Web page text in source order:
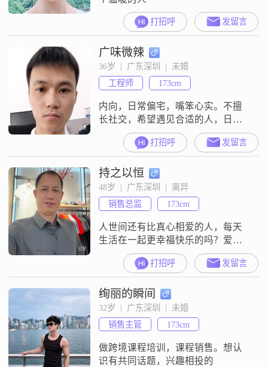
打招呼 发留言
广味微辣
36岁  |  广东深圳  |  未婚
工程师
173cm
内向，日常偏宅，嘴笨心实。不擅
长社交，希望遇见合适的人，日常
互相陪伴，各自保有空间，闲暇相
伴出游，彼此依靠。
打招呼 发留言
持之以恒
48岁  |  广东深圳  |  离异
销售总监
173cm
人世间还有比真心相爱的人，每天
生活在一起更幸福快乐的吗？爱，
不是猎取和占有对方，而是发自内
心的责任感，爱是一生一世的承
诺，就像信仰一样永不改变，永不
背叛！1978年出生在湖北黄石，我
的性格比较开朗随和，喜欢运动，
音乐，烹调。是带着满腔的热情来
到这个平台，也是非常真诚寻找心
仪的另一半共度余生，白头偕老。
只要彼此有眼缘，思
打招呼 发留言
绚丽的瞬间
32岁  |  广东深圳  |  未婚
销售主管
173cm
做跨境课程培训，课程销售。想认
识有共同话题，兴趣相投的